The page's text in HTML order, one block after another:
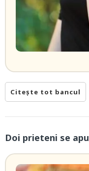
Citește tot bancul
Doi prieteni se